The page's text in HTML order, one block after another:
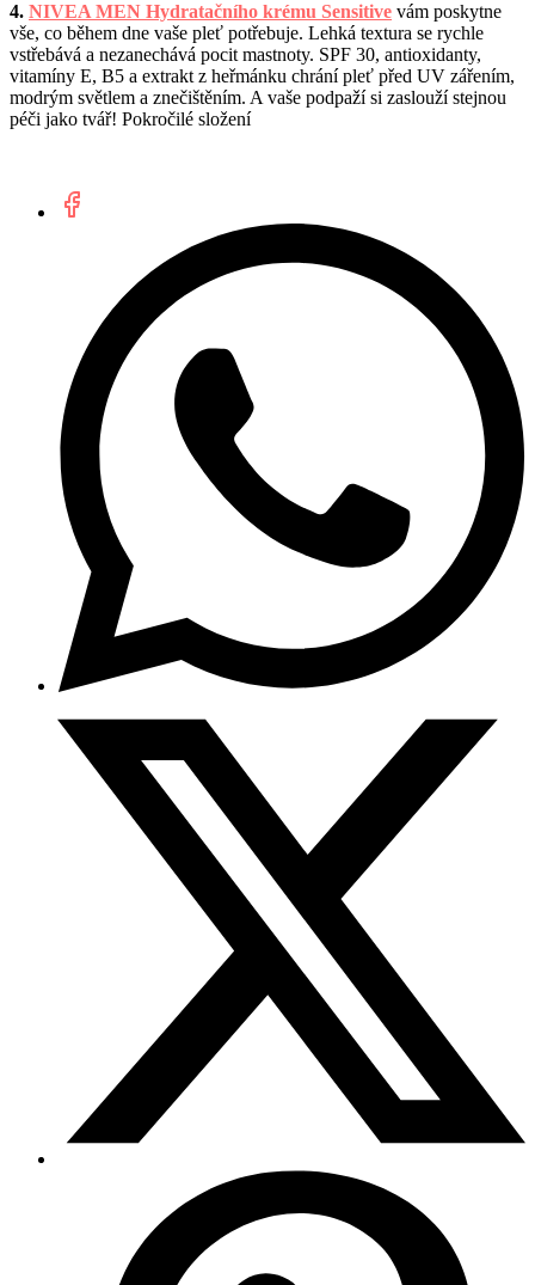
4. NIVEA MEN Hydratačního krému Sensitive vám poskytne
vše, co během dne vaše pleť potřebuje. Lehká textura se rychle
vstřebává a nezanechává pocit mastnoty. SPF 30, antioxidanty,
vitamíny E, B5 a extrakt z heřmánku chrání pleť před UV zářením,
modrým světlem a znečištěním. A vaše podpaží si zaslouží stejnou
péči jako tvář! Pokročilé složení